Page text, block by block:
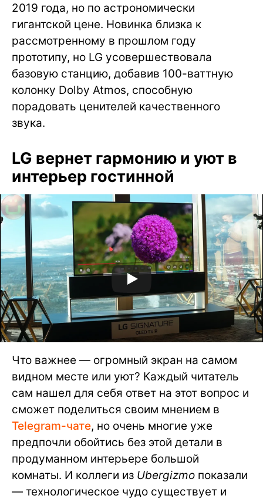
2019 года, но по астрономически
гигантской цене. Новинка близка к
рассмотренному в прошлом году
прототипу, но LG усовершествовала
базовую станцию, добавив 100-ваттную
колонку Dolby Atmos, способную
порадовать ценителей качественного
звука.
LG вернет гармонию и уют в
интерьер гостинной
Что важнее — огромный экран на самом
видном месте или уют? Каждый читатель
сам нашел для себя ответ на этот вопрос и
сможет поделиться своим мнением в
Telegram-чате, но очень многие уже
предпочли обойтись без этой детали в
продуманном интерьере большой
комнаты. И коллеги из Ubergizmo показали
— технологическое чудо существует и